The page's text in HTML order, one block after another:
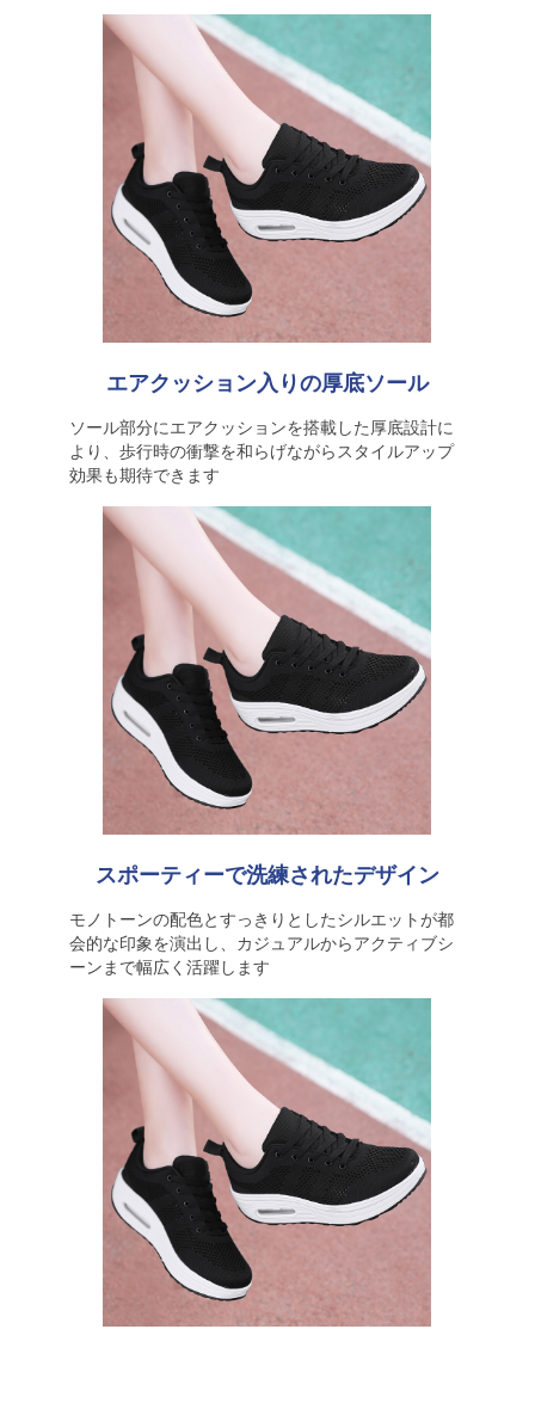
エアクッション入りの厚底ソール
ソール部分にエアクッションを搭載した厚底設計に
より、歩行時の衝撃を和らげながらスタイルアップ
効果も期待できます
スポーティーで洗練されたデザイン
モノトーンの配色とすっきりとしたシルエットが都
会的な印象を演出し、カジュアルからアクティブシ
ーンまで幅広く活躍します